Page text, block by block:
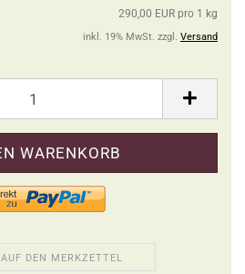
290,00 EUR pro 1 kg
inkl. 19% MwSt. zzgl. Versand
AUF DEN MERKZETTEL